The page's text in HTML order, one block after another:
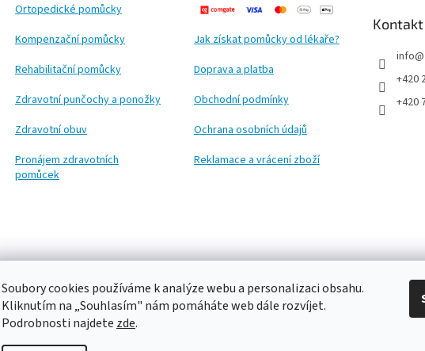
Soubory cookies používáme k analýze webu a personalizaci obsahu.
Kliknutím na „Souhlasím" nám pomáháte web dále rozvíjet.
Podrobnosti najdete zde.
Ortopedické pomůcky
Kompenzační pomůcky
Rehabilitační pomůcky
Zdravotní punčochy a ponožky
Zdravotní obuv
Pronájem zdravotních
pomůcek
Jak získat pomůcky od lékaře?
Doprava a platba
Obchodní podmínky
Ochrana osobních údajů
Reklamace a vrácení zboží
Kontakt
info@
+420
+420